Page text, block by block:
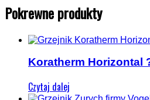
Pokrewne produkty
Koratherm Horizontal
Czytaj dalej